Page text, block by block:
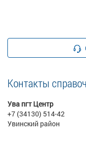
Контакты
Ува пгт Центр
+7 (34130) 514-42
Увинский район